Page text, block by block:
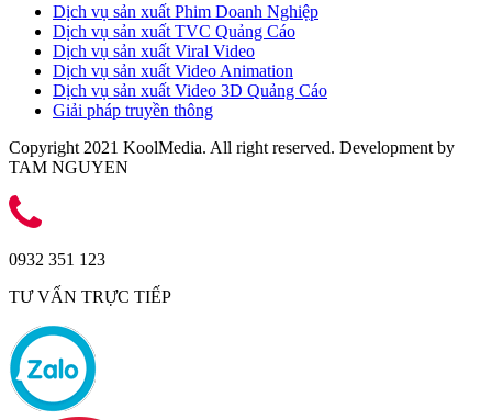
Dịch vụ sản xuất Phim Doanh Nghiệp
Dịch vụ sản xuất TVC Quảng Cáo
Dịch vụ sản xuất Viral Video
Dịch vụ sản xuất Video Animation
Dịch vụ sản xuất Video 3D Quảng Cáo
Giải pháp truyền thông
Copyright 2021 KoolMedia. All right reserved. Development by
TAM NGUYEN
0932 351 123
TƯ VẤN TRỰC TIẾP